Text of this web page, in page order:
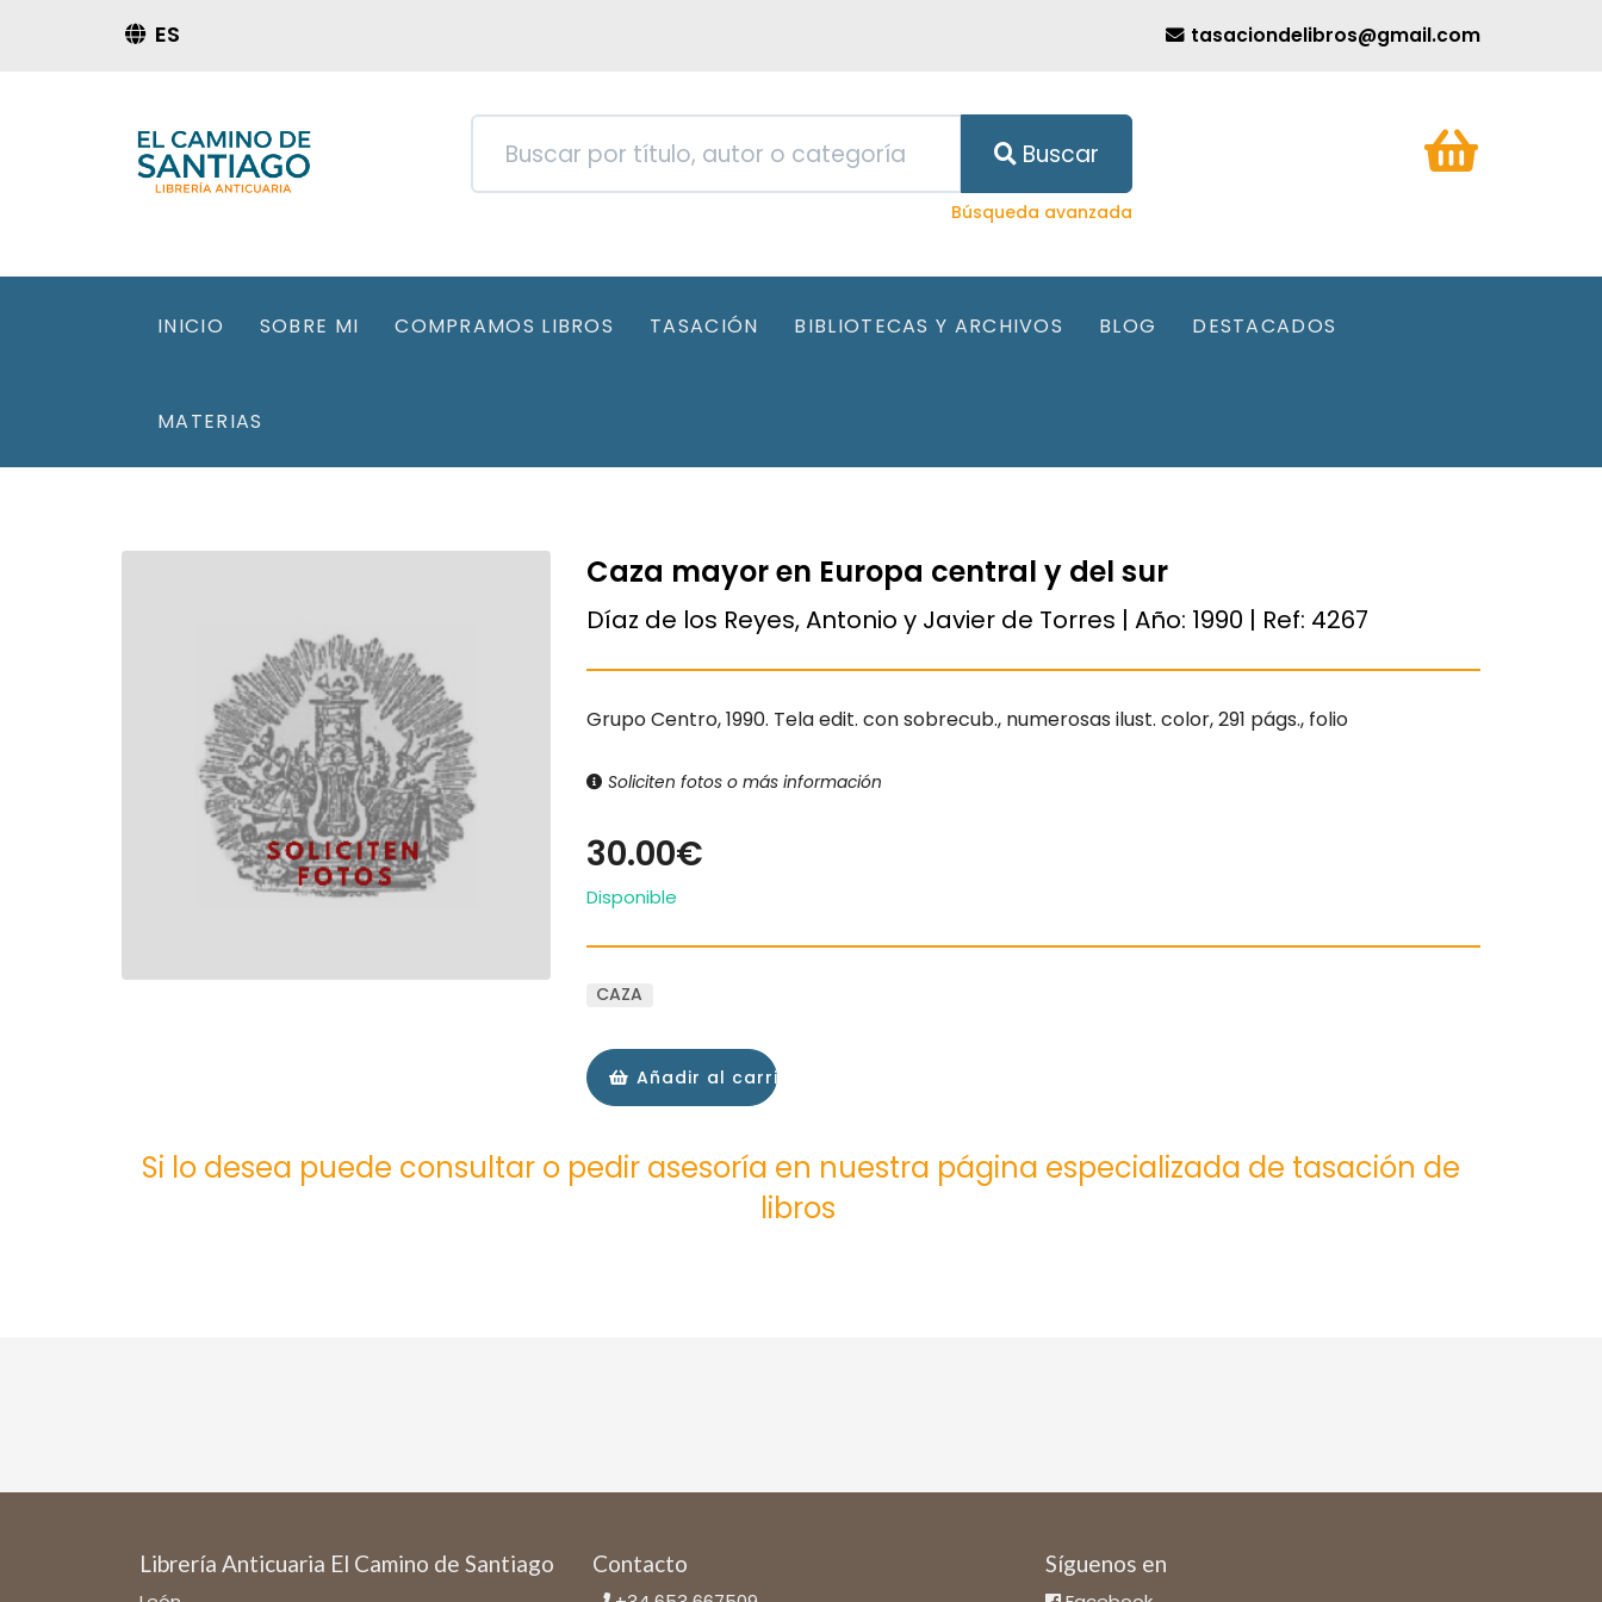
ES tasaciondelibros@gmail.com
Buscar
Búsqueda avanzada
INICIO SOBRE MI COMPRAMOS LIBROS TASACIÓN BIBLIOTECAS Y ARCHIVOS BLOG DESTACADOS
MATERIAS
Caza mayor en Europa central y del sur
Díaz de los Reyes, Antonio y Javier de Torres | Año: 1990 | Ref: 4267
Grupo Centro, 1990. Tela edit. con sobrecub., numerosas ilust. color, 291 págs., folio
Soliciten fotos o más información
30.00€
Disponible
CAZA
Añadir al carrito
Si lo desea puede consultar o pedir asesoría en nuestra página especializada de tasación de
libros
Librería Anticuaria El Camino de Santiago Contacto Síguenos en